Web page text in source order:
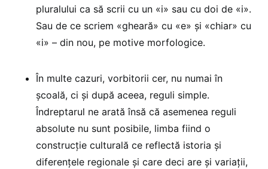
pluralului ca să scrii cu un «i» sau cu doi de «i».
Sau de ce scriem «gheară» cu «e» și «chiar» cu
«i» – din nou, pe motive morfologice.
În multe cazuri, vorbitorii cer, nu numai în
școală, ci și după aceea, reguli simple.
Îndreptarul ne arată însă că asemenea reguli
absolute nu sunt posibile, limba fiind o
construcție culturală ce reflectă istoria și
diferențele regionale și care deci are și variații,